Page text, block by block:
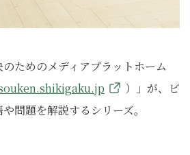
ためのメディアプラットホーム
）」が、ビ
問題を解説するシリーズ。